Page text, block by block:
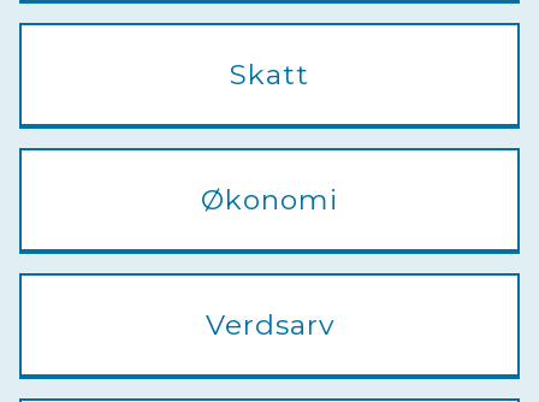
Skatt
Økonomi
Verdsarv